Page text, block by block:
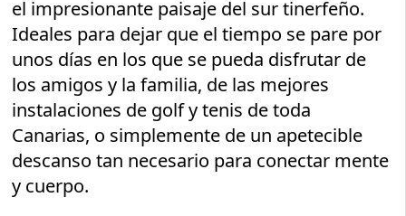
el impresionante paisaje del sur tinerfeño.
Ideales para dejar que el tiempo se pare por
unos días en los que se pueda disfrutar de
los amigos y la familia, de las mejores
instalaciones de golf y tenis de toda
Canarias, o simplemente de un apetecible
descanso tan necesario para conectar mente
y cuerpo.